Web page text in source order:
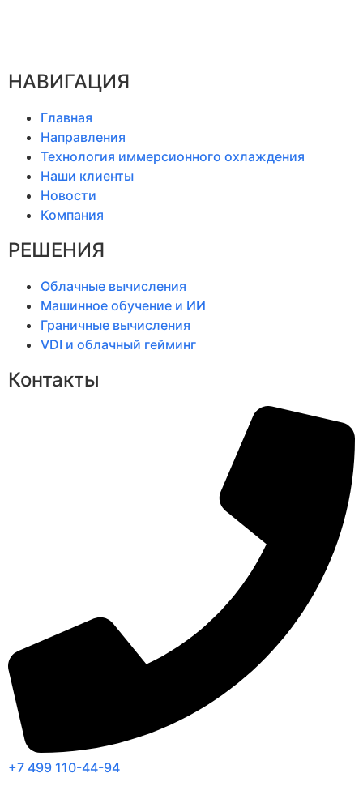
НАВИГАЦИЯ
Главная
Направления
Технология иммерсионного охлаждения
Наши клиенты
Новости
Компания
РЕШЕНИЯ
Облачные вычисления
Машинное обучение и ИИ
Граничные вычисления
VDI и облачный гейминг
Контакты
+7 499 110-44-94